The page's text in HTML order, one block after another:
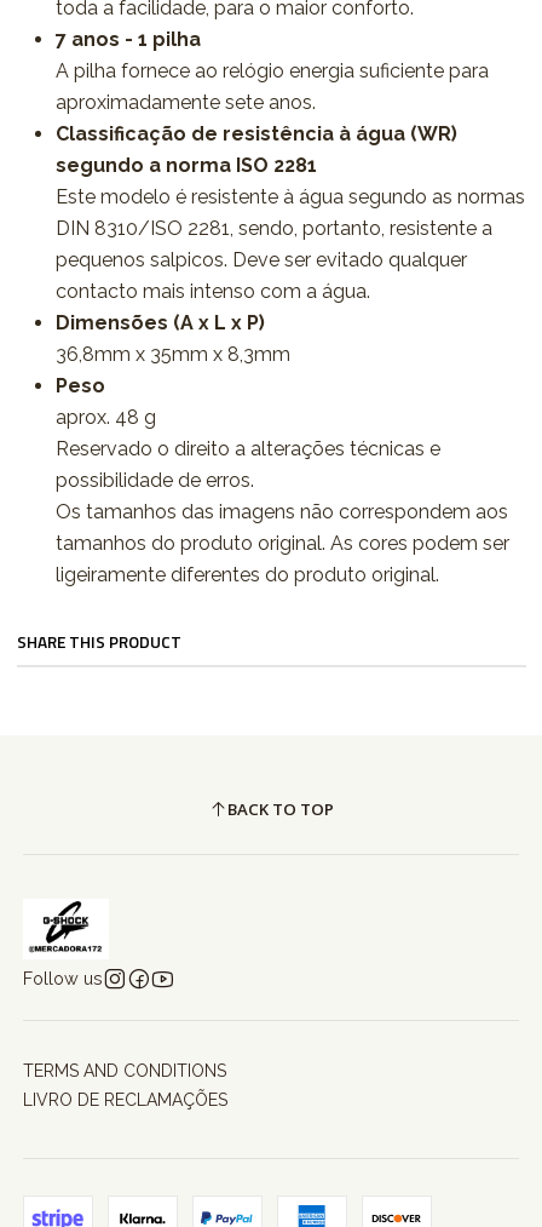
toda a facilidade, para o maior conforto.
7 anos - 1 pilha
A pilha fornece ao relógio energia suficiente para
aproximadamente sete anos.
Classificação de resistência à água (WR)
segundo a norma ISO 2281
Este modelo é resistente à água segundo as normas
DIN 8310/ISO 2281, sendo, portanto, resistente a
pequenos salpicos. Deve ser evitado qualquer
contacto mais intenso com a água.
Dimensões (A x L x P)
36,8mm x 35mm x 8,3mm
Peso
aprox. 48 g
Reservado o direito a alterações técnicas e
possibilidade de erros.
Os tamanhos das imagens não correspondem aos
tamanhos do produto original. As cores podem ser
ligeiramente diferentes do produto original.
SHARE THIS PRODUCT
BACK TO TOP
Follow us
TERMS AND CONDITIONS
LIVRO DE RECLAMAÇÕES